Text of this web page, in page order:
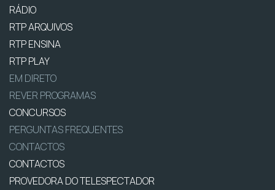
RÁDIO
RTP ARQUIVOS
RTP ENSINA
RTP PLAY
EM DIRETO
REVER PROGRAMAS
CONCURSOS
PERGUNTAS FREQUENTES
CONTACTOS
CONTACTOS
PROVEDORA DO TELESPECTADOR